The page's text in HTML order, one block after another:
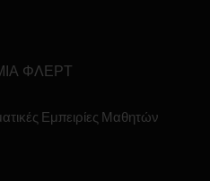
ΦΛΕΡΤ
Εμπειρίες Μαθητών